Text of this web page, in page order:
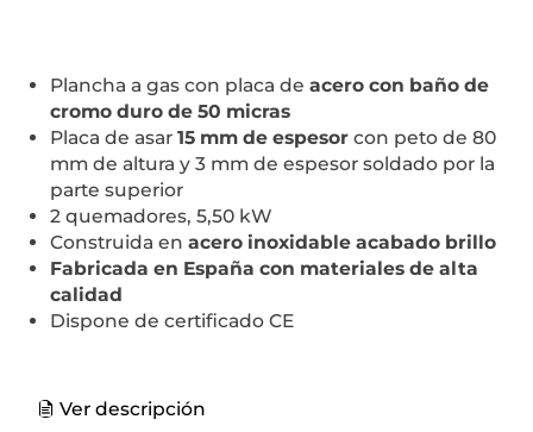
Plancha a gas con placa de acero con baño de
cromo duro de 50 micras
Placa de asar 15 mm de espesor con peto de 80
mm de altura y 3 mm de espesor soldado por la
parte superior
2 quemadores, 5,50 kW
Construida en acero inoxidable acabado brillo
Fabricada en España con materiales de alta
calidad
Dispone de certificado CE
Ver descripción